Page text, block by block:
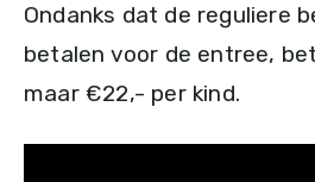
Ondanks dat de reguliere
betalen voor de entree,
maar €22,- per kind.